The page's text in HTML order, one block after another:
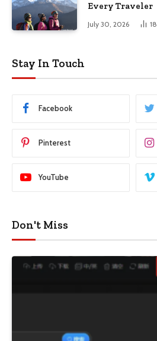
Every Traveler
July 30, 2026 18
Stay In Touch
Facebook
Pinterest
YouTube
Don't Miss